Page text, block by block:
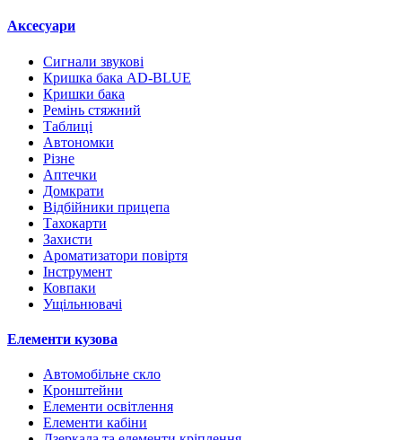
Аксесуари
Сигнали звукові
Кришка бака AD-BLUE
Кришки бака
Ремінь стяжний
Таблиці
Автономки
Різне
Аптечки
Домкрати
Відбійники прицепа
Тахокарти
Захисти
Ароматизатори повіртя
Інструмент
Ковпаки
Ущільнювачі
Елементи кузова
Автомобільне скло
Кронштейни
Елементи освітлення
Елементи кабіни